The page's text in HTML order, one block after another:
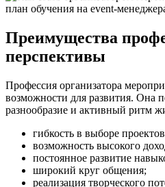
Преимущества
перспективы
Профессия организатора
возможности для развития. Она
разнообразие и активный ритм
гибкость в выборе
возможность высокого
постоянное развитие
широкий круг общения;
реализация творческого